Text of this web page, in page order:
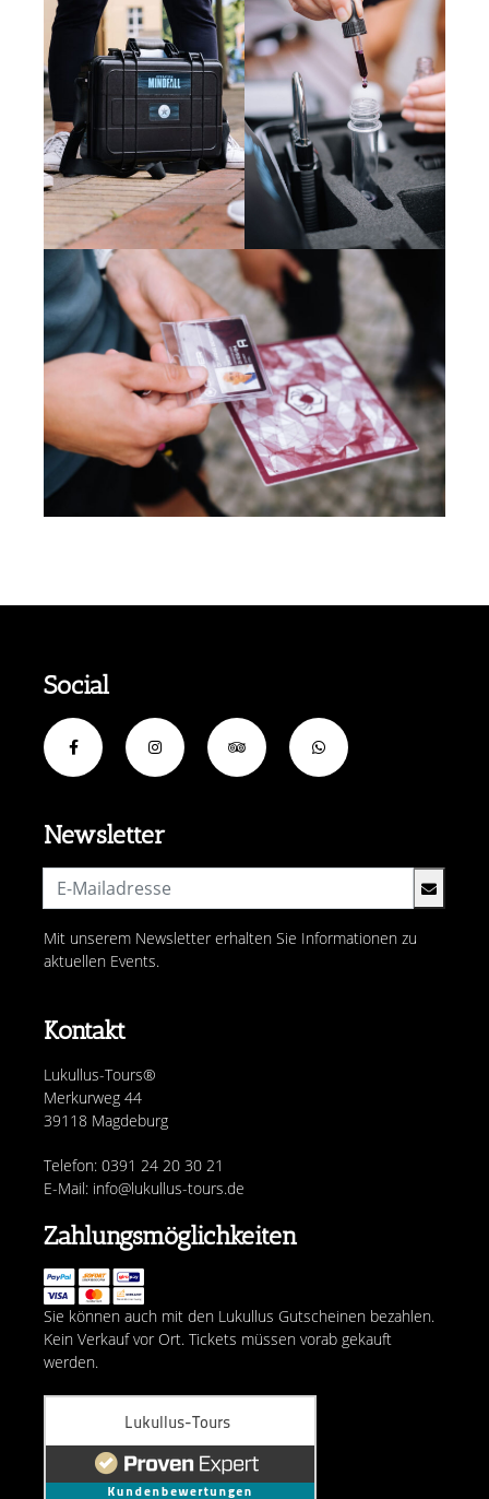
Kontakt
Lukullus-Tours®
Merkurweg 44
39118 Magdeburg
Telefon: 0391 24 20 30 21
E-Mail: info@lukullus-tours.de
Newsletter
Mit unserem Newsletter erhalten Sie Informationen zu
aktuellen Events.
Social
Zahlungsmöglichkeiten
Sie können auch mit den Lukullus Gutscheinen bezahlen.
Kein Verkauf vor Ort. Tickets müssen vorab gekauft
werden.